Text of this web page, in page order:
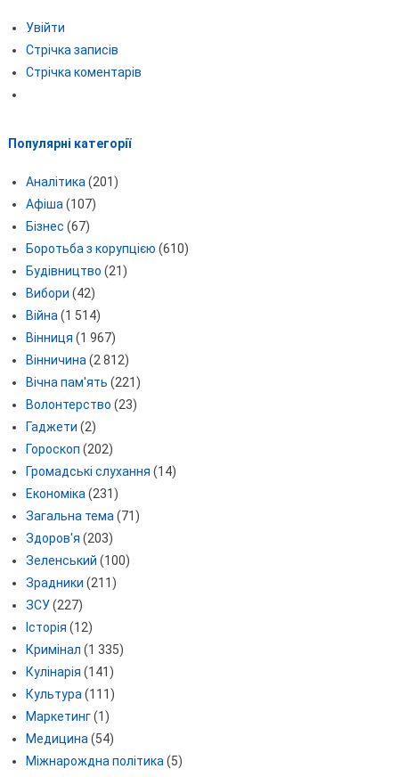
Увійти
Стрічка записів
Стрічка коментарів
Популярні категорії
Аналітика (201)
Афіша (107)
Бізнес (67)
Боротьба з корупцією (610)
Будівництво (21)
Вибори (42)
Війна (1 514)
Вінниця (1 967)
Вінничина (2 812)
Вічна пам'ять (221)
Волонтерство (23)
Гаджети (2)
Гороскоп (202)
Громадські слухання (14)
Економіка (231)
Загальна тема (71)
Здоров'я (203)
Зеленський (100)
Зрадники (211)
ЗСУ(227)
Історія (12)
Кримінал (1 335)
Кулінарія (141)
Культура (111)
Маркетинг(1)
Медицина (54)
Міжнарождна політика (5)